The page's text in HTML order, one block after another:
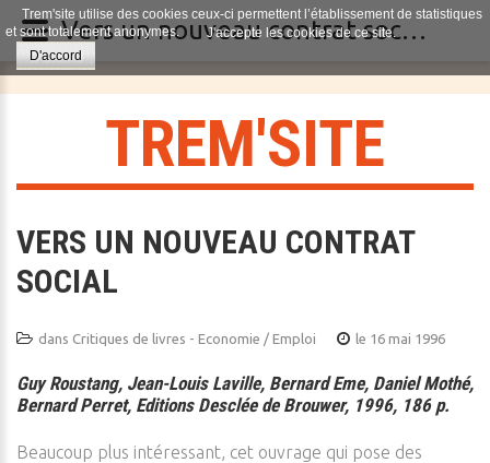
TREM'SITE
VERS UN NOUVEAU CONTRAT
SOCIAL
dans Critiques de livres - Economie / Emploi le 16 mai 1996
Guy Roustang, Jean-Louis Laville, Bernard Eme, Daniel Mothé,
Bernard Perret, Editions Desclée de Brouwer, 1996, 186 p.
Beaucoup plus intéressant, cet ouvrage qui pose des
Trem'site utilise des cookies ceux-ci permettent l’établissement de statistiques
et sont totalement anonymes.
J'accepte les cookies de ce site.
D'accord
Vers un nouveau contrat social